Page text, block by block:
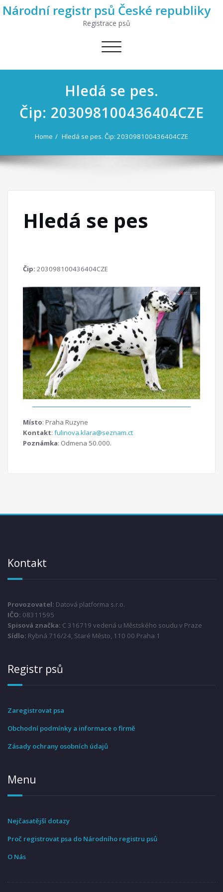
Národní registr psů České republiky
Registrace psů
Toggle
Hledá se pes.
Čip: 203098100436404CZE
Home Hledá se pes. Čip: 203098100436404CZE
Hledá se pes
Čip: 203098100436404CZE
Místo: Praha Ruzyne
Kontakt: fulinova.klara@seznam.ct
Poznámka: Odmena 50.000.
Kontakt
Provozovatel: Datová platforma s.r.o.
IČO: 08311595
Spisová značka: C 316719 vedená u Městského soudu v Praze
Sídlo: Rybná 716/24, Staré Město, 110 00 Praha 1
Registr psů
Zaregistrovat psa
Obchodní podmínky a informace o firmě
Zásady ochrany osobních údajů
Menu
Nejčasatější dotazy
Proč registrovat psa do Národního registru psů
O Nás